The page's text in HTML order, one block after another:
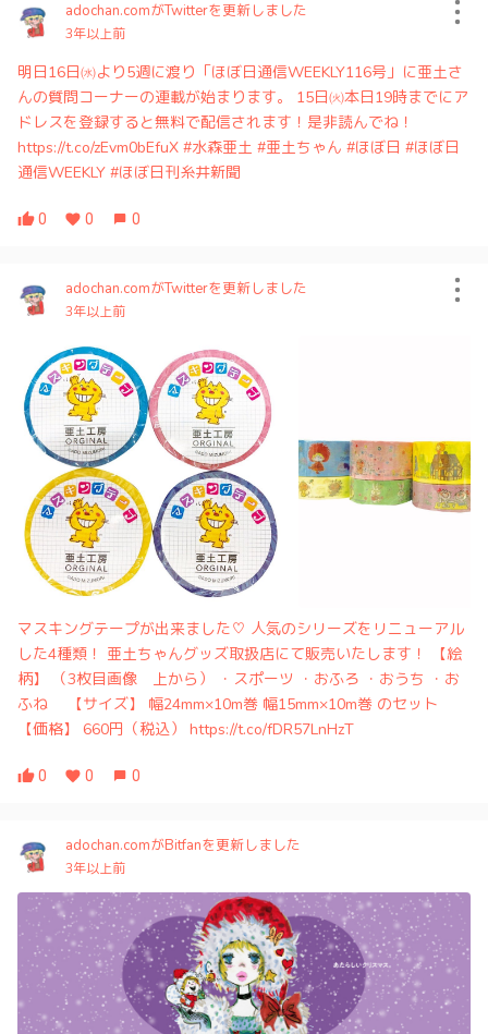
adochan.comがTwitterを更新しました
3年以上前
明日16日㈬より5週に渡り「ほぼ日通信WEEKLY116号」に亜土さ
んの質問コーナーの連載が始まります。 15日㈫本日19時までにア
ドレスを登録すると無料で配信されます！是非読んでね！
https://t.co/zEvm0bEfuX #水森亜土 #亜土ちゃん #ほぼ日 #ほぼ日
通信WEEKLY #ほぼ日刊糸井新聞
0 0 0
adochan.comがTwitterを更新しました
3年以上前
マスキングテープが出来ました♡ 人気のシリーズをリニューアル
した4種類！ 亜土ちゃんグッズ取扱店にて販売いたします！ 【絵
柄】 （3枚目画像 上から） ・スポーツ ・おふろ ・おうち ・お
ふね 【サイズ】 幅24mm×10m巻 幅15mm×10m巻 のセット
【価格】 660円（税込） https://t.co/fDR57LnHzT
0 0 0
adochan.comがBitfanを更新しました
3年以上前